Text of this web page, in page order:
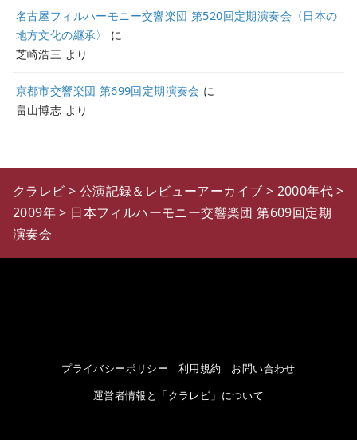
名古屋フィルハーモニー交響楽団 第520回定期演奏会〈日本の
地方文化の継承〉
に
芝崎浩三 より
京都市交響楽団 第699回定期演奏会 に
畠山博志 より
クラレビ > 公演記録＆レビューアーカイブ > 2000年代>
2009年> 日本フィルハーモニー交響楽団 第609回定期
演奏会
プライバシーポリシー 利用規約
お問い合わせ
運営者情報と「クラレビ」について